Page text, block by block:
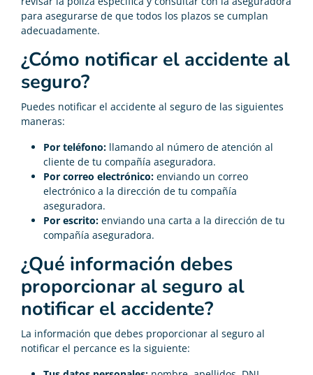
para asegurarse de que todos los plazos se cumplan
adecuadamente.
¿Cómo notificar el accidente al
seguro?
Puedes notificar el accidente al seguro de las siguientes
maneras:
Por teléfono: llamando al número de atención al
cliente de tu compañía aseguradora.
Por correo electrónico: enviando un correo
electrónico a la dirección de tu compañía
aseguradora.
Por escrito: enviando una carta a la dirección de tu
compañía aseguradora.
¿Qué información debes
proporcionar al seguro al
notificar el accidente?
La información que debes proporcionar al seguro al
notificar el percance es la siguiente: